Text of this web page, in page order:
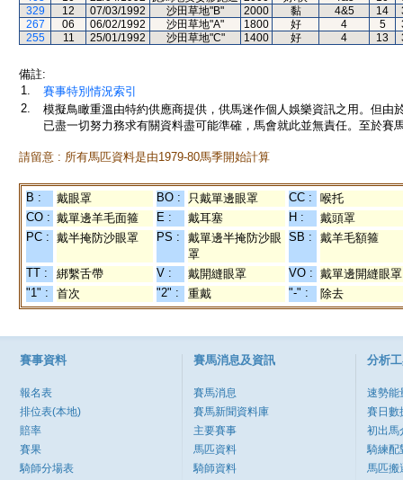
329
12 07/03/1992 沙田草地"B" 2000 黏 4&5 14
267
06 06/02/1992 沙田草地"A" 1800 好 4 5
255
11 25/01/1992 沙田草地"C" 1400 好 4 13
備註:
1.
賽事特別情況索引
2.
模擬鳥瞰重溫由特約供應商提供，供馬迷作個人娛樂資訊之用。但
已盡一切努力務求有關資料盡可能準確，馬會就此並無責任。至於賽
請留意 : 所有馬匹資料是由1979-80馬季開始計算
B : 戴眼罩 BO : 只戴單邊眼罩 CC :
喉托
CO : 戴單邊羊毛面箍 E : 戴耳塞 H :
戴頭罩
PC : 戴半掩防沙眼罩 PS :
戴單邊半掩防沙眼
罩
SB : 戴羊毛額箍
TT : 綁繫舌帶 V : 戴開縫眼罩 VO : 戴單邊開縫眼罩
"1" :
首次 "2" : 重戴 "-" : 除去
賽事資料
報名表
排位表(本地)
賠率
賽果
騎師分場表
賽馬消息及資訊
賽馬消息
賽馬新聞資料庫
主要賽事
馬匹資料
騎師資料
分析
速勢能
賽日數
初出馬
騎練配
馬匹搬